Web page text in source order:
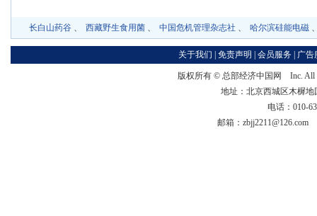
长白山药谷 、 西藏野生食用菌 、 中国危机管理杂志社 、 哈尔滨硅能电磁
关于我们 免责声明 会员服务 广告
版权所有 © 总部经济中国网
Inc. All
地址：北京西城区木樨
电话：010-
邮箱：